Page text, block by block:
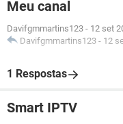
Meu canal
Davifgmmartins123 - 12 set
Davifgmmartins123 - 12
1 Respostas
Smart IPTV